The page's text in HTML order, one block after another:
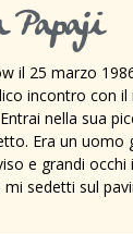
Papaji
il 25 marzo
incontro con
nella sua
Era un uomo
e grandi occhi
mi sedetti sul